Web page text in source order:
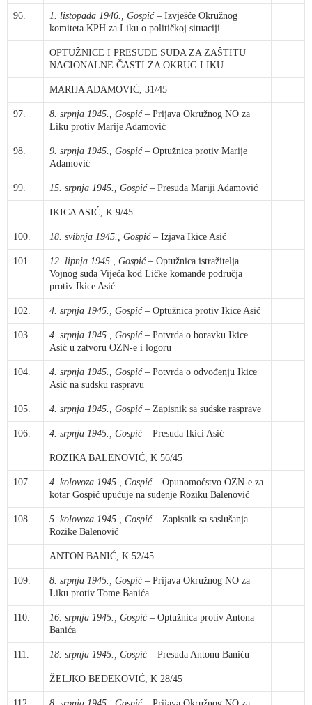
96. 1. listopada 1946., Gospić – Izvješće Okružnog
komiteta KPH za Liku o političkoj situaciji
OPTUŽNICE I PRESUDE SUDA ZA ZAŠTITU
NACIONALNE ČASTI ZA OKRUG LIKU
MARIJA ADAMOVIĆ, 31/45
97. 8. srpnja 1945., Gospić – Prijava Okružnog NO za
Liku protiv Marije Adamović
98. 9. srpnja 1945., Gospić – Optužnica protiv Marije
Adamović
99. 15. srpnja 1945., Gospić – Presuda Mariji Adamović
IKICA ASIĆ, K 9/45
100. 18. svibnja 1945., Gospić – Izjava Ikice Asić
101. 12. lipnja 1945., Gospić – Optužnica istražitelja
Vojnog suda Vijeća kod Ličke komande područja
protiv Ikice Asić
102. 4. srpnja 1945., Gospić – Optužnica protiv Ikice Asić
103. 4. srpnja 1945., Gospić – Potvrda o boravku Ikice
Asić u zatvoru OZN-e i logoru
104. 4. srpnja 1945., Gospić – Potvrda o odvođenju Ikice
Asić na sudsku raspravu
105. 4. srpnja 1945., Gospić – Zapisnik sa sudske rasprave
106. 4. srpnja 1945., Gospić – Presuda Ikici Asić
ROZIKA BALENOVIĆ, K 56/45
107. 4. kolovoza 1945., Gospić – Opunomoćstvo OZN-e za
kotar Gospić upućuje na suđenje Roziku Balenović
108. 5. kolovoza 1945., Gospić – Zapisnik sa saslušanja
Rozike Balenović
ANTON BANIĆ, K 52/45
109. 8. srpnja 1945., Gospić – Prijava Okružnog NO za
Liku protiv Tome Banića
110. 16. srpnja 1945., Gospić – Optužnica protiv Antona
Banića
111. 18. srpnja 1945., Gospić – Presuda Antonu Baniću
ŽELJKO BEDEKOVIĆ, K 28/45